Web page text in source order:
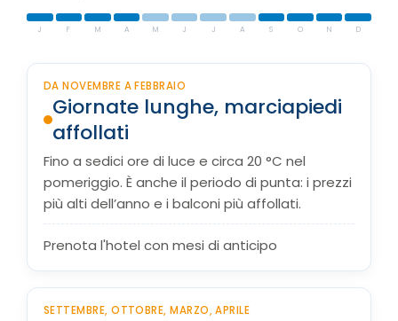
J F M A M J J A S O N D
DA NOVEMBRE A FEBBRAIO
Giornate lunghe, marciapiedi
affollati
Fino a sedici ore di luce e circa 20 °C nel
pomeriggio. È anche il periodo di punta: i prezzi
più alti dell’anno e i balconi più affollati.
Prenota l'hotel con mesi di anticipo
SETTEMBRE, OTTOBRE, MARZO, APRILE